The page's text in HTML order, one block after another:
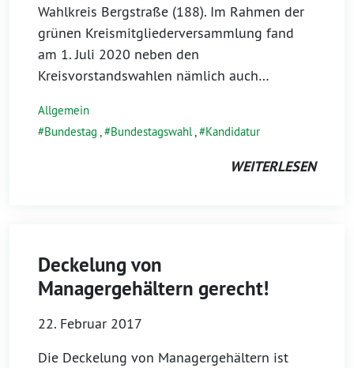
Wahlkreis Bergstraße (188). Im Rahmen der
grünen Kreismitgliederversammlung fand
am 1. Juli 2020 neben den
Kreisvorstandswahlen nämlich auch…
Allgemein
Bundestag , Bundestagswahl, Kandidatur
WEITERLESEN
Deckelung von
Managergehältern gerecht!
22. Februar 2017
Die Deckelung von Managergehältern ist